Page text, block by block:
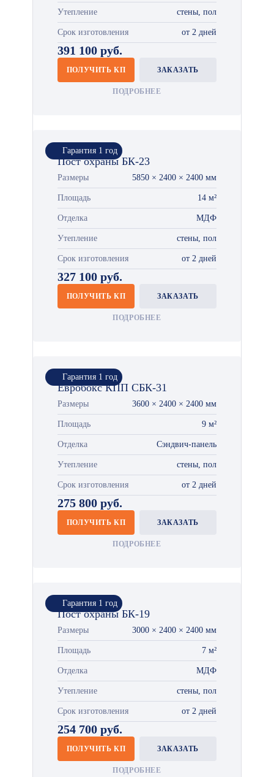
Утепление стены, пол
Срок изготовления от 2 дней
391 100 руб.
ПОЛУЧИТЬ КП ЗАКАЗАТЬ
ПОДРОБНЕЕ
Гарантия 1 год
Пост охраны БК-23
Размеры 5850 × 2400 × 2400 мм
Площадь 14 м²
Отделка МДФ
Утепление стены, пол
Срок изготовления от 2 дней
327 100 руб.
ПОЛУЧИТЬ КП ЗАКАЗАТЬ
ПОДРОБНЕЕ
Гарантия 1 год
Евробокс КПП СБК-31
Размеры 3600 × 2400 × 2400 мм
Площадь 9 м²
Отделка Сэндвич-панель
Утепление стены, пол
Срок изготовления от 2 дней
275 800 руб.
ПОЛУЧИТЬ КП ЗАКАЗАТЬ
ПОДРОБНЕЕ
Гарантия 1 год
Пост охраны БК-19
Размеры 3000 × 2400 × 2400 мм
Площадь 7 м²
Отделка МДФ
Утепление стены, пол
Срок изготовления от 2 дней
254 700 руб.
ПОЛУЧИТЬ КП ЗАКАЗАТЬ
ПОДРОБНЕЕ